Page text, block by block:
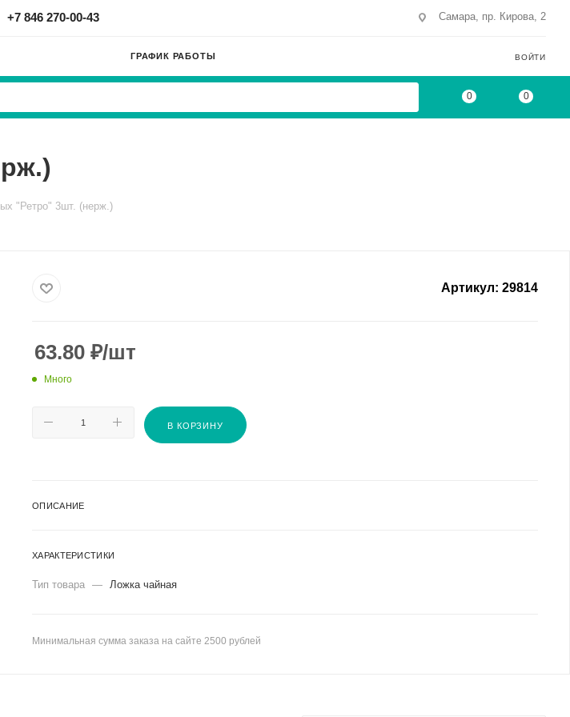
+7 846 270-00-43 Самара, пр. Кирова, 2
ГРАФИК РАБОТЫ ВОЙТИ
0 0
"Ретро" 3шт. (нерж.)
Артикул: 29814
63.80 ₽/шт
Много
В КОРЗИНУ
ОПИСАНИЕ
ХАРАКТЕРИСТИКИ
Тип товара — Ложка чайная
Минимальная сумма заказа на сайте 2500 рублей